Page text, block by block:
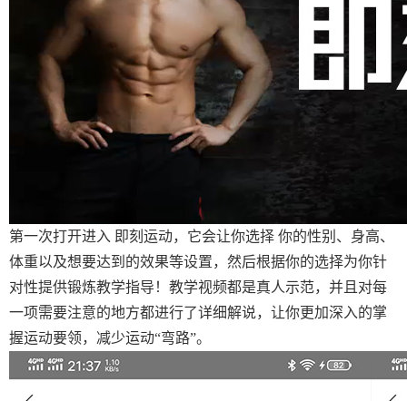
第一次打开进入 即刻运动，它会让你选择 你的性别、身高、
体重以及想要达到的效果等设置，然后根据你的选择为你针
对性提供锻炼教学指导！教学视频都是真人示范，并且对每
一项需要注意的地方都进行了详细解说，让你更加深入的掌
握运动要领，减少运动“弯路”。